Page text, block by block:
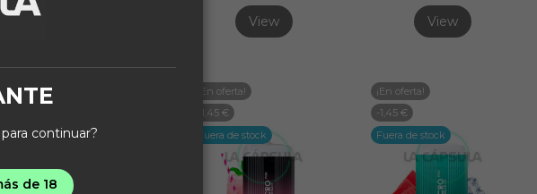
View View
¡En oferta!
Fuera de stock
¡En oferta!
-1,45 €
Fuera de stock
¡En oferta!
-1,45 €
Fuera de stock
continuar?
de 18